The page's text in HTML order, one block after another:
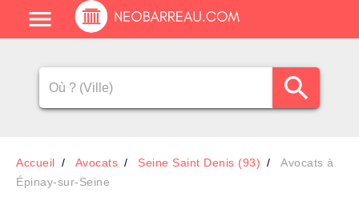
Accueil Avocats Seine Saint Denis (93)
Avocats à
Épinay-sur-Seine